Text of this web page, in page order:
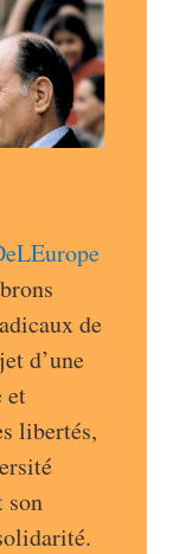
de
d’une
et
libertés,
son